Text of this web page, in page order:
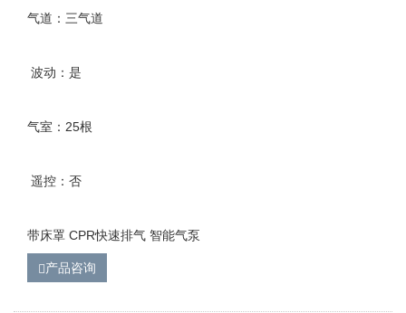
气道：三气道
波动：是
气室：25根
遥控：否
带床罩 CPR快速排气 智能气泵
产品咨询